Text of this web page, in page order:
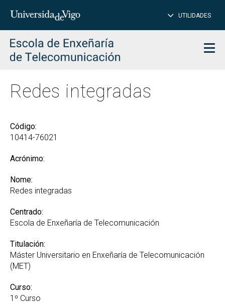
Introduce
para
buscar
UTILIDADES
Redes integradas
Código:
10414-76021
Acrónimo:
Nome:
Redes integradas
Centrado:
Escola de Enxeñaría de Telecomunicación
Titulación:
Máster Universitario en Enxeñaría de Telecomunicación
(MET)
Curso:
1º Curso